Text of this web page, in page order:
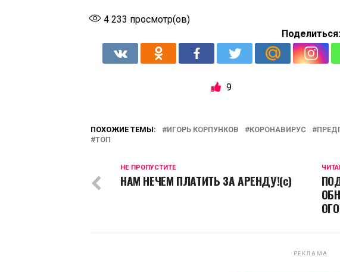
4 233 просмотр(ов)
Поделиться:
9
ПОХОЖИЕ ТЕМЫ: ИГОРЬ КОРПУНКОВ КОРОНАВИРУС
ТОП
НЕ ПРОПУСТИТЕ
НАМ НЕЧЕМ ПЛАТИТЬ ЗА АРЕНДУ!(с)
РЕКЛАМА